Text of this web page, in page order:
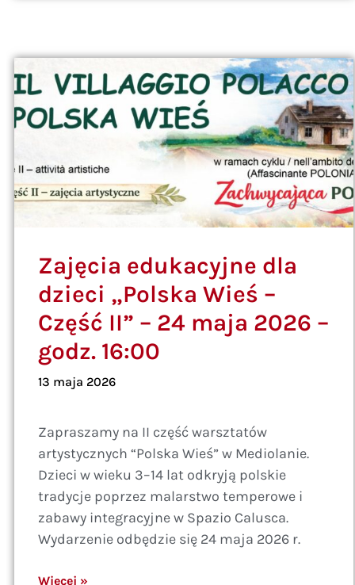
Zajęcia edukacyjne dla
dzieci „Polska Wieś –
Część II” – 24 maja 2026 –
godz. 16:00
13 maja 2026
Zapraszamy na II część warsztatów
artystycznych “Polska Wieś” w Mediolanie.
Dzieci w wieku 3–14 lat odkryją polskie
tradycje poprzez malarstwo temperowe i
zabawy integracyjne w Spazio Calusca.
Wydarzenie odbędzie się 24 maja 2026 r.
Więcej »